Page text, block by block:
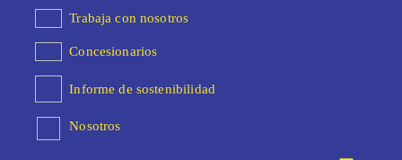
Trabaja con nosotros
Concesionarios
Informe de sostenibilidad
Nosotros